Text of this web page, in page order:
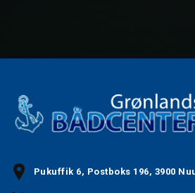
Pukuffik 6, Postboks 196, 3900